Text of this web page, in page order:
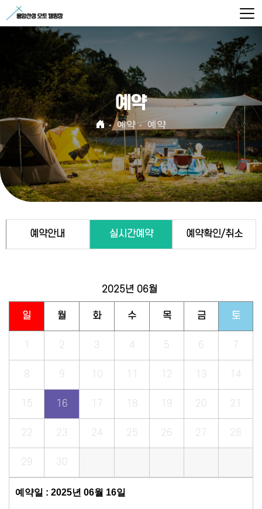
예약
예약 예약
예약안내 실시간예약 예약확인/취소
2025년 06월
일 월 화 수 목 금 토
1 2 3 4 5 6 7
8 9 10 11 12 13 14
15 16 17 18 19 20 21
22 23 24 25 26 27 28
29 30
예약일 : 2025년 06월 16일